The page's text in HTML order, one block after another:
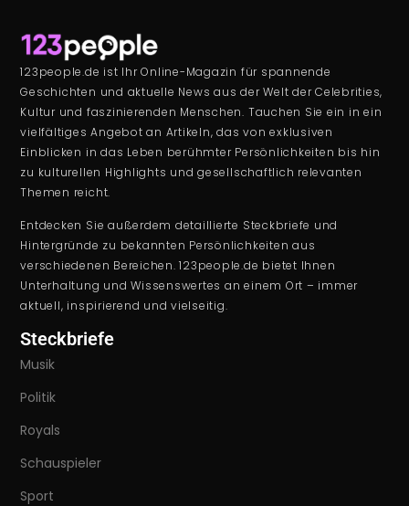
123people.de ist Ihr Online-Magazin für spannende
Geschichten und aktuelle News aus der Welt der Celebrities,
Kultur und faszinierenden Menschen. Tauchen Sie ein in ein
vielfältiges Angebot an Artikeln, das von exklusiven
Einblicken in das Leben berühmter Persönlichkeiten bis hin
zu kulturellen Highlights und gesellschaftlich relevanten
Themen reicht.
Entdecken Sie außerdem detaillierte Steckbriefe und
Hintergründe zu bekannten Persönlichkeiten aus
verschiedenen Bereichen. 123people.de bietet Ihnen
Unterhaltung und Wissenswertes an einem Ort – immer
aktuell, inspirierend und vielseitig.
Steckbriefe
Musik
Politik
Royals
Schauspieler
Sport